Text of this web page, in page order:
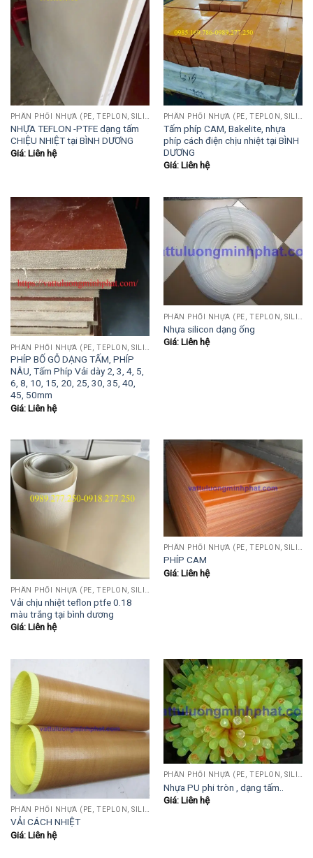
NHỰA TEFLON -PTFE dạng tấm
CHIỆU NHIỆT tại BÌNH DƯƠNG
Giá: Liên hệ
Tấm phíp CAM, Bakelite, nhựa
phíp cách điện chịu nhiệt tại BÌNH
DƯƠNG
Giá: Liên hệ
PHÍP BỐ GỖ DẠNG TẤM, PHÍP
NÂU, Tấm Phíp Vải dày 2, 3, 4, 5,
6, 8, 10, 15, 20, 25, 30, 35, 40,
45, 50mm
Giá: Liên hệ
Nhựa silicon dạng ống
Giá: Liên hệ
PHÂN PHỐI NHỰA (PE, TEPLON, SILICON, PHÍP CÁCH ĐIỆN, POM...)
Vải chịu nhiệt teflon ptfe 0.18
màu trắng tại bình dương
Giá: Liên hệ
PHÍP CAM
Giá: Liên hệ
VẢI CÁCH NHIỆT
Giá: Liên hệ
Nhựa PU phi tròn , dạng tấm..
Giá: Liên hệ